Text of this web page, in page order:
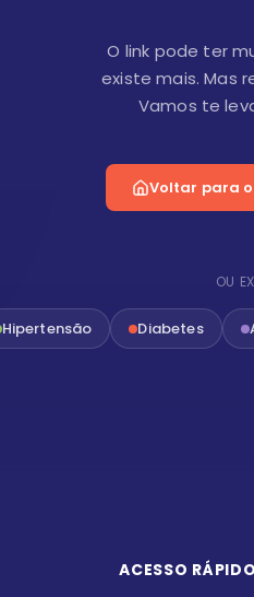
O link pode ter
existe mais. Mas
Vamos te
Voltar para
OU
Hipertensão Diabetes
ACESSO RÁPIDO